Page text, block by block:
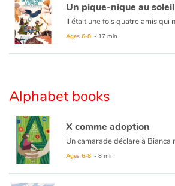
Un pique-nique au soleil
Ages 6-8 - 17 min
Alphabet books
X comme adoption
Ages 6-8 - 8 min